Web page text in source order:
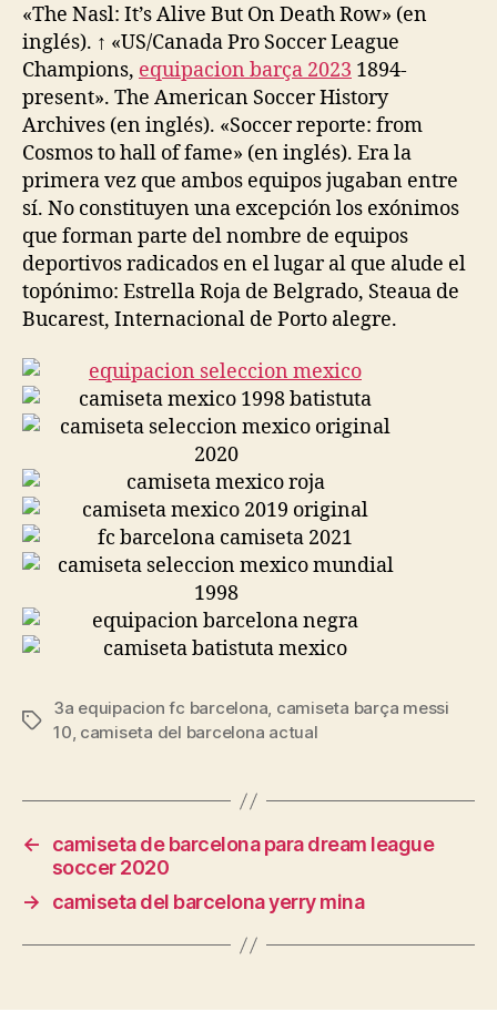
«The Nasl: It’s Alive But On Death Row» (en
inglés). ↑ «US/Canada Pro Soccer League
Champions, equipacion barça 2023 1894-
present». The American Soccer History
Archives (en inglés). «Soccer reporte: from
Cosmos to hall of fame» (en inglés). Era la
primera vez que ambos equipos jugaban entre
sí. No constituyen una excepción los exónimos
que forman parte del nombre de equipos
deportivos radicados en el lugar al que alude el
topónimo: Estrella Roja de Belgrado, Steaua de
Bucarest, Internacional de Porto alegre.
Etiquetas
3a equipacion fc barcelona, camiseta barça messi
10, camiseta del barcelona actual
←
camiseta de barcelona para dream league
soccer 2020
→
camiseta del barcelona yerry mina